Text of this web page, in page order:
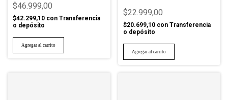
$46.999,00
$42.299,10 con Transferencia
o depósito
$22.999,00
$20.699,10 con Transferencia
o depósito